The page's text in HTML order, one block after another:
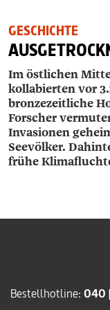
GESCHICHTE
Im östlichen
kollabierten vor
bronzezeitliche
Forscher
Invasionen
Seevölker.
frühe
Bestellhotline: 040